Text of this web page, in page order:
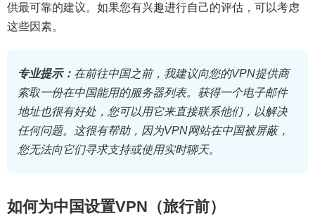
供最可靠的建议。如果您有兴趣进行自己的评估，可以考虑
这些因素。
专业提示： 在前往中国之前，我建议向您的VPN提供商
索取一份在中国能用的服务器列表。获得一个电子邮件
地址也很有好处，您可以用它来直接联系他们，以解决
任何问题。这很有帮助，因为VPN网站在中国被屏蔽，
您无法向它们寻求支持或使用实时聊天。
如何为中国设置VPN（旅行前）